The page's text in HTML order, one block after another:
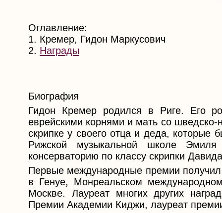
Оглавление:
1. Кремер, Гидон Маркусович
2. Награды
Биография
Гидон Кремер родился в Риге. Его
еврейскими корнями и мать со шведско-
скрипке у своего отца и деда,
Рижской музыкальной школе
консерваторию по классу скрипки
Первые международные премии получил
в Генуе, Монреальском
Москве. Лауреат многих других
Премии Академии Киджи, лауреат